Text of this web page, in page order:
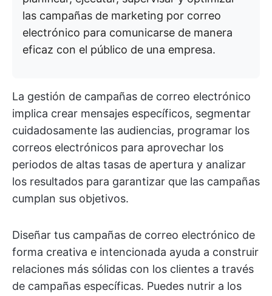
las campañas de marketing por correo
electrónico para comunicarse de manera
eficaz con el público de una empresa.
La gestión de campañas de correo electrónico
implica crear mensajes específicos, segmentar
cuidadosamente las audiencias, programar los
correos electrónicos para aprovechar los
periodos de altas tasas de apertura y analizar
los resultados para garantizar que las campañas
cumplan sus objetivos.
Diseñar tus campañas de correo electrónico de
forma creativa e intencionada ayuda a construir
relaciones más sólidas con los clientes a través
de campañas específicas. Puedes nutrir a los